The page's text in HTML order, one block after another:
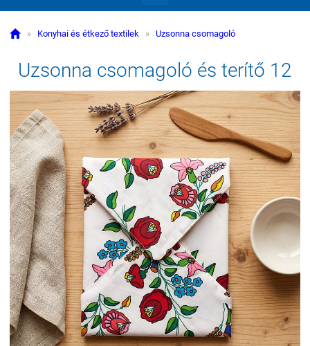
 » Konyhai és étkező textilek » Uzsonna csomagoló
Uzsonna csomagoló és terítő 12